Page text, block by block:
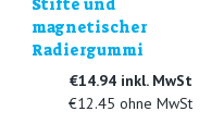
Stifte und
magnetischer
Radiergummi
€14.94 inkl. MwSt
€12.45 ohne MwSt